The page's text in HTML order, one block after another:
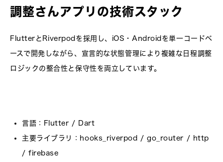
調整さんアプリの技術スタック
FlutterとRiverpodを採用し、iOS・Androidを単一コードベ
ースで開発しながら、宣言的な状態管理により複雑な日程調整
ロジックの整合性と保守性を両立しています。
言語 ：Flutter / Dart
主要ライブラリ ：hooks_riverpod / go_router / http
/ firebase